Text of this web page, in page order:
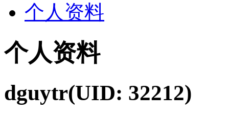
个人资料
个人资料
dguytr(UID: 32212)